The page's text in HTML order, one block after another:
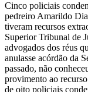
Cinco policiais
pedreiro Amarildo
tiveram recursos
Superior Tribunal de
advogados dos réus
anulasse acórdão da
passado, não
provimento ao
de oito policiais